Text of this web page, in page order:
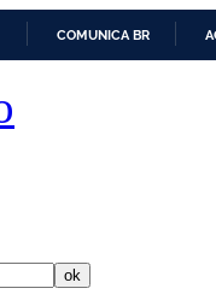
COMUNICA BR